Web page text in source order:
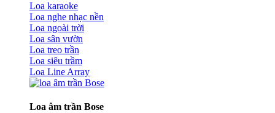
Loa karaoke
Loa nghe nhạc nền
Loa ngoài trời
Loa sân vườn
Loa treo trần
Loa siêu trầm
Loa Line Array
Loa âm trần Bose